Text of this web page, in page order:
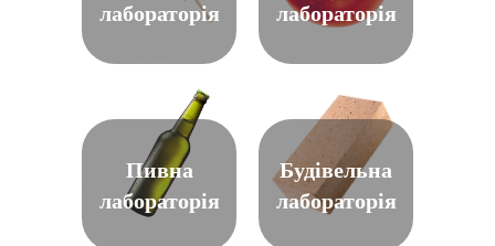
лабораторiя
лабораторiя
Будiвельна
лабораторiя
Пивна
лабораторiя